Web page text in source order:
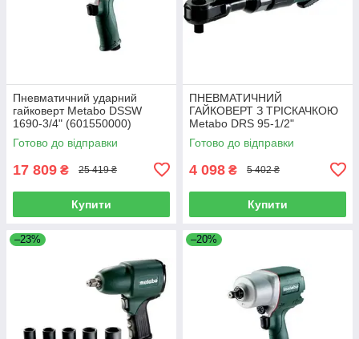
Пневматичний ударний
гайковерт Metabo DSSW
1690-3/4" (601550000)
Готово до відправки
17 809 ₴ 25 419 ₴
Купити
ПНЕВМАТИЧНИЙ
ГАЙКОВЕРТ З ТРІСКАЧКОЮ
Metabo DRS 95-1/2"
(601553000)
Готово до відправки
4 098 ₴ 5 402 ₴
Купити
–23% –20%